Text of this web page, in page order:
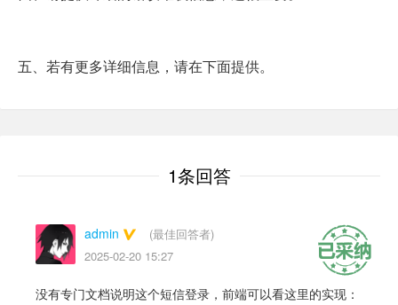
五、若有更多详细信息，请在下面提供。
1条回答
admin
(最佳回答者)
2025-02-20 15:27
没有专门文档说明这个短信登录，前端可以看这里的实现：